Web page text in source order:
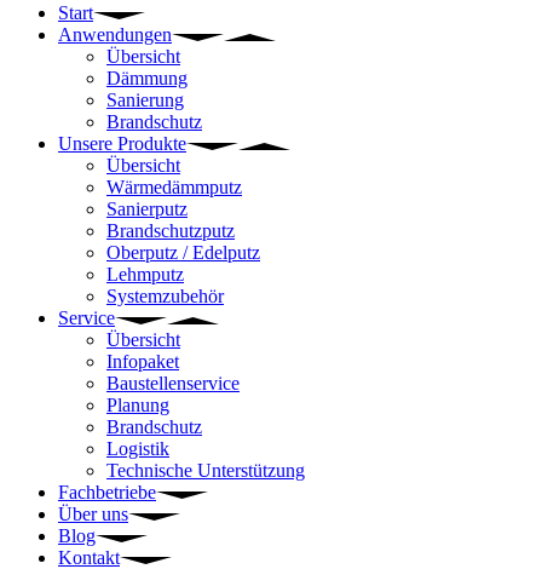
Start
Anwendungen
Übersicht
Dämmung
Sanierung
Brandschutz
Unsere Produkte
Übersicht
Wärmedämmputz
Sanierputz
Brandschutzputz
Oberputz / Edelputz
Lehmputz
Systemzubehör
Service
Übersicht
Infopaket
Baustellenservice
Planung
Brandschutz
Logistik
Technische Unterstützung
Fachbetriebe
Über uns
Blog
Kontakt